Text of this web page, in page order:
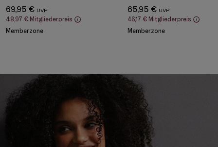
69,95 €
48,97 € Mitgliederpreis
Memberzone
65,95 €
46,17 € Mitgliederpreis
Memberzone